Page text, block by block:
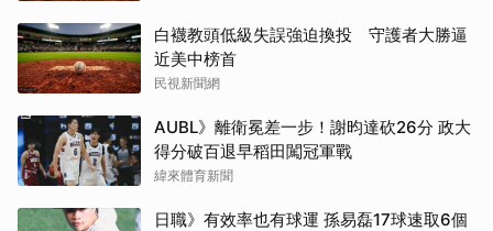
白襪教頭低級失誤強迫換投 守護者大勝逼
近美中榜首
民視新聞網
AUBL》離衛冕差一步！謝昀達砍26分 政大
得分破百退早稻田闖冠軍戰
緯來體育新聞
日職》有效率也有球運 孫易磊17球速取6個